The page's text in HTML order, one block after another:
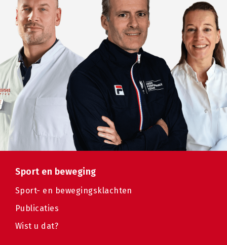
Sport en beweging
Sport- en bewegingsklachten
Publicaties
Wist u dat?